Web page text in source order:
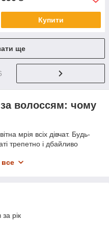
Купити
ще
волоссям: чому
мрія всіх дівчат. Будь-
трепетно і дбайливо
слідувати всім
погоду.
не тільки розчісування і
зволоження, харчування,
лосьйонів і
все
рік